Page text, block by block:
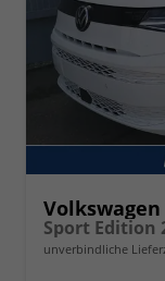
Sport Edition
unverbindliche